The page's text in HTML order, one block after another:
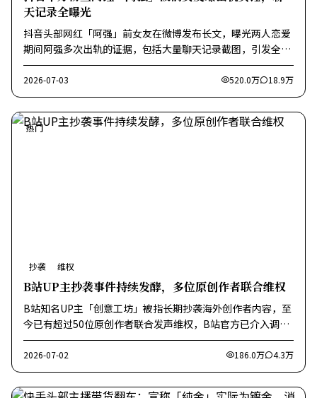
天记录全曝光
抖音头部网红「阿强」前女友在微博发布长文，曝光两人恋爱
期间阿强多次出轨的证据，包括大量聊天记录截图，引发全网
震动。
2026-07-03 520.0万 18.9万
热门
抄袭 维权
B站UP主抄袭事件持续发酵，多位原创作者联合维权
B站知名UP主「创意工坊」被指长期抄袭海外创作者内容，至
今已有超过50位原创作者联合发声维权，B站官方已介入调
查。
2026-07-02 186.0万 4.3万